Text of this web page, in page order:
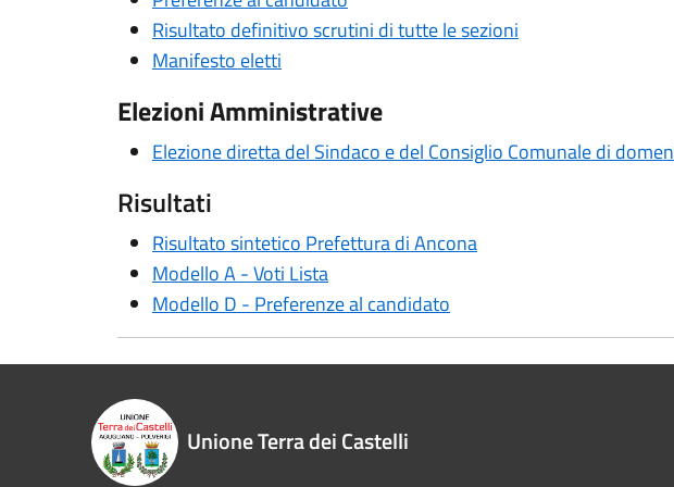
Risultato definitivo scrutini di tutte le sezioni
Manifesto eletti
Elezioni Amministrative
Elezione diretta del Sindaco e del Consiglio Comunale di
Risultati
Risultato sintetico Prefettura di Ancona
Modello A - Voti Lista
Modello D - Preferenze al candidato
Unione Terra dei Castelli